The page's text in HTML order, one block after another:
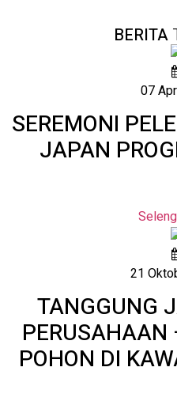
BERITA
07
SEREMONI
JAPAN
21
TANGGUNG
POHON DI